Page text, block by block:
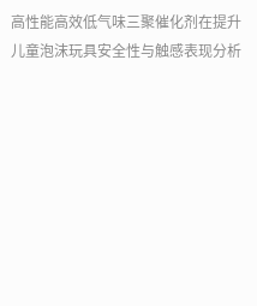
高性能高效低气味三聚催化剂在提升
儿童泡沫玩具安全性与触感表现分析